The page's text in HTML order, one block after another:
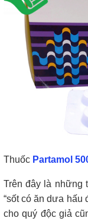
Thuốc Partamol
Trên đây là những
“sốt có ăn dưa hấu
cho quý độc giả